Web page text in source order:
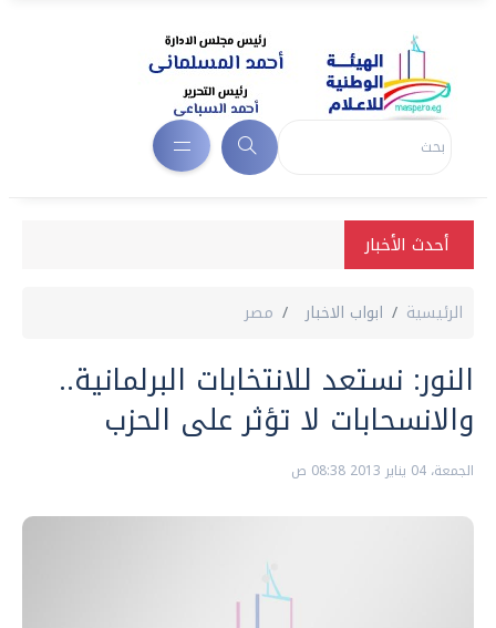
أحدث الأخبار
الرئيسية ابواب الاخبار مصر
النور: نستعد للانتخابات البرلمانية..
والانسحابات لا تؤثر على الحزب
الجمعة، 04 يناير 2013 08:38 ص